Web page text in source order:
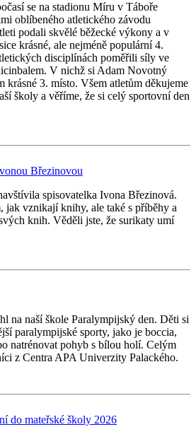
se na stadionu Míru v Táboře
oblíbeného atletického závodu
podali skvělé běžecké výkony a v
krásné, ale nejméně populární 4.
disciplínách poměřili síly ve
V nichž si Adam Novotný
krásné 3. místo. Všem atletům děkujeme
školy a věříme, že si celý sportovní den
Březinovou
spisovatelka Ivona Březinová.
jak vznikají knihy, ale také s příběhy a
knih. Věděli jste, že surikaty umí
na naší škole Paralympijský den. Děti si
paralympijské sporty, jako je boccia,
natrénovat pohyb s bílou holí. Celým
z Centra APA Univerzity Palackého.
do mateřské školy 2026